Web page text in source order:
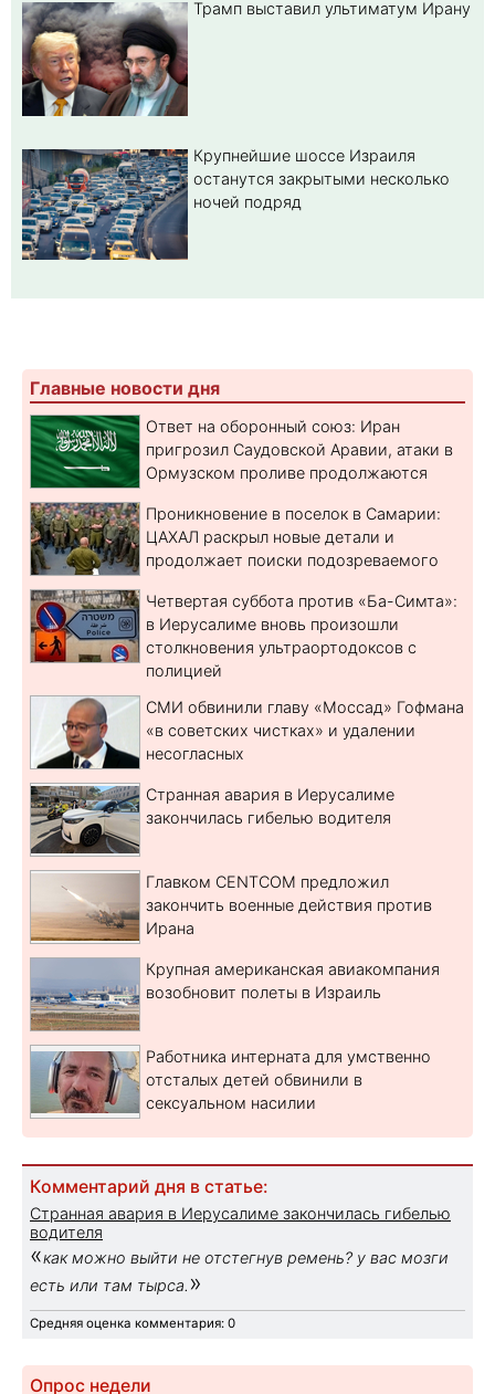
Трамп выставил ультиматум Ирану
Крупнейшие шоссе Израиля
останутся закрытыми несколько
ночей подряд
Главные новости дня
Ответ на оборонный союз: Иран
пригрозил Саудовской Аравии, атаки в
Ормузском проливе продолжаются
Проникновение в поселок в Самарии:
ЦАХАЛ раскрыл новые детали и
продолжает поиски подозреваемого
Четвертая суббота против «Ба-Симта»:
в Иерусалиме вновь произошли
столкновения ультраортодоксов с
полицией
СМИ обвинили главу «Моссад» Гофмана
«в советских чистках» и удалении
несогласных
Странная авария в Иерусалиме
закончилась гибелью водителя
Главком CENTCOM предложил
закончить военные действия против
Ирана
Крупная американская авиакомпания
возобновит полеты в Израиль
Работника интерната для умственно
отсталых детей обвинили в
сексуальном насилии
Комментарий дня в статье:
Странная авария в Иерусалиме закончилась гибелью
водителя
«как можно выйти не отстегнув ремень? у вас мозги
есть или там тырса. »
Средняя оценка комментария: 0
Опрос недели